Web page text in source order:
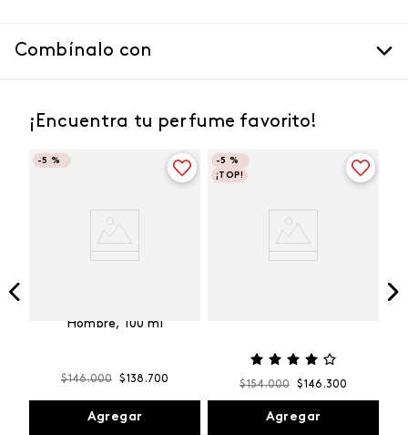
Combínalo con
¡Encuentra tu perfume favorito!
-5 %
Hombre, 100 ml
$146.000 $138 .700
Agregar
-5 %
¡TOP!
$154.000 $146 .300
Agregar